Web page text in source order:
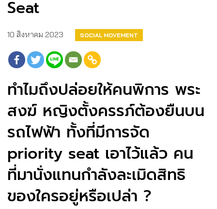
Seat
10 สิงหาคม 2023 SOCIAL MOVEMENT
ทำไมถึงปล่อยให้คนพิการ พระ
สงฆ์ หญิงตั้งครรภ์ต้องยืนบน
รถไฟฟ้า ทั้งที่มีการจัด
priority seat เอาไว้แล้ว คน
ที่มานั่งแทนกำลังละเมิดสิทธิ
ของใครอยู่หรือเปล่า ?